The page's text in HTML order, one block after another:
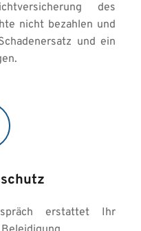
des
nicht bezahlen und
und ein
erstattet Ihr